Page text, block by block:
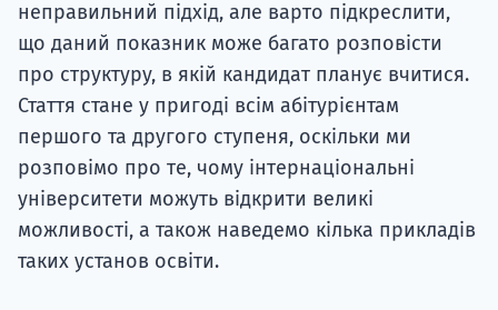
неправильний підхід, але варто підкреслити,
що даний показник може багато розповісти
про структуру, в якій кандидат планує вчитися.
Стаття стане у пригоді всім абітурієнтам
першого та другого ступеня, оскільки ми
розповімо про те, чому інтернаціональні
університети можуть відкрити великі
можливості, а також наведемо кілька прикладів
таких установ освіти.